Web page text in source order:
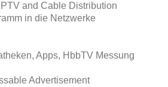
and Cable Distribution
in die Netzwerke
Apps, HbbTV Messung
Advertisement